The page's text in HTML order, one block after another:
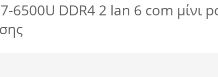
6500U DDR4 2 lan 6 com μίνι